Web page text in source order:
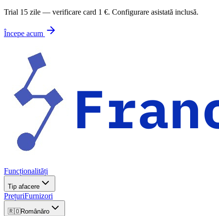
Trial 15 zile — verificare card 1 €. Configurare asistată inclusă.
Începe acum
Funcționalități
Tip afacere
PrețuriFurnizori
🇷🇴Românăro